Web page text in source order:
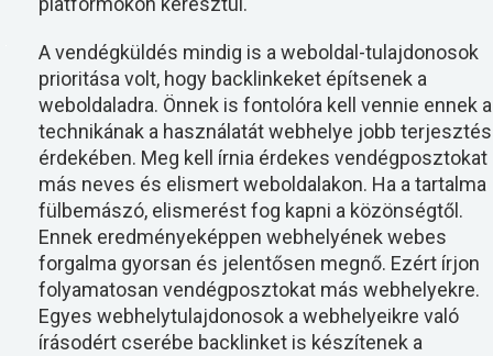
A vendégküldés mindig is a weboldal-tulajdonosok
prioritása volt, hogy backlinkeket építsenek a
weboldaladra. Önnek is fontolóra kell vennie ennek a
technikának a használatát webhelye jobb
érdekében. Meg kell írnia érdekes vendégposztokat
más neves és elismert weboldalakon. Ha a tartalma
fülbemászó, elismerést fog kapni a közönségtől.
Ennek eredményeképpen webhelyének webes
forgalma gyorsan és jelentősen megnő. Ezért írjon
folyamatosan vendégposztokat más webhelyekre.
Egyes webhelytulajdonosok a webhelyeikre való
írásodért cserébe backlinket is készítenek a